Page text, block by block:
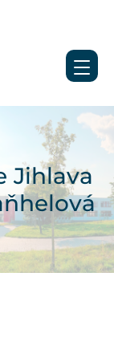
Jihlava